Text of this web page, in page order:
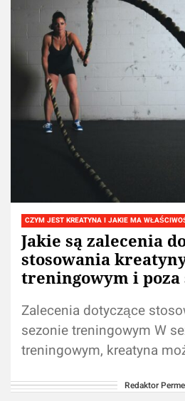
CZYM JEST KREATYNA I JAKIE MA
Jakie są zalecenia
stosowania
treningowym i poza
Zalecenia dotyczące
sezonie treningowym W
treningowym, kreatyna
zwiększyć swoją siłę i
Redaktor